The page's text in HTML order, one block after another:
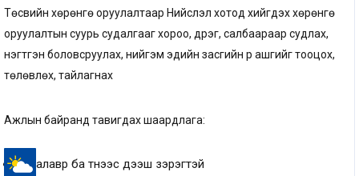
Төсвийн хөрөнгө оруулалтаар Нийслэл хотод хийгдэх хөрөнгө
оруулалтын суурь судалгааг хороо, дүүрэг, салбаараар судлах,
нэгтгэн боловсруулах, нийгэм эдийн засгийн үр ашгийг тооцох,
төлөвлөх, тайлагнах
Ажлын байранд тавигдах шаардлага:
Бакалавр ба түүнээс дээш зэрэгтэй